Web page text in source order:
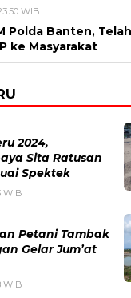
WIB
Polda Banten,
ke Masyarakat
2024,
Sita Ratusan
Spektek
WIB
Petani Tambak
Gelar Jum’at
WIB